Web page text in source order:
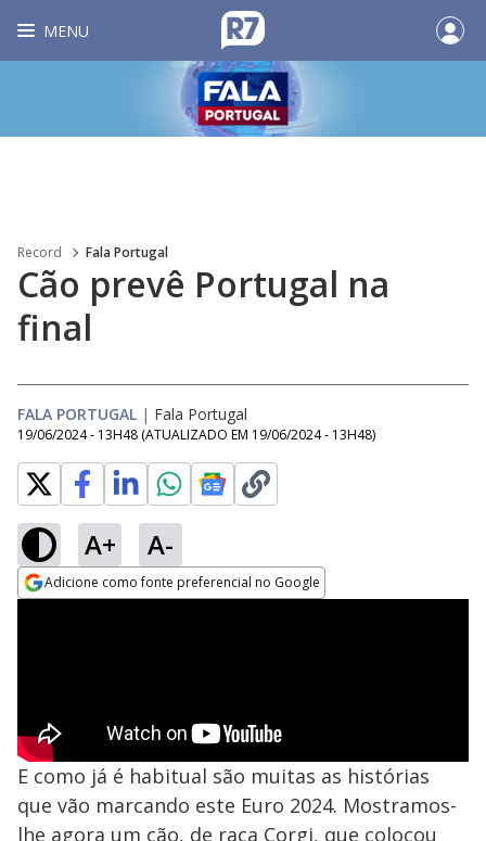
MENU
Record Fala Portugal
Cão prevê Portugal na
final
FALA PORTUGAL | Fala Portugal
19/06/2024 - 13H48 (ATUALIZADO EM 19/06/2024 - 13H48)
A+ A-
Adicione como fonte preferencial no Google
E como já é habitual são muitas as histórias
que vão marcando este Euro 2024. Mostramos-
lhe agora um cão, de raça Corgi, que colocou